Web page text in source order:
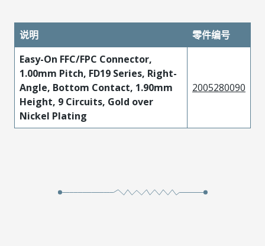
说明
零件编号
Easy-On FFC/FPC Connector,
1.00mm Pitch, FD19 Series, Right-
Angle, Bottom Contact, 1.90mm
Height, 9 Circuits, Gold over
Nickel Plating
2005280090